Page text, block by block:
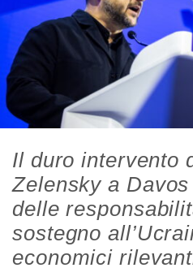
Il duro intervento
Zelensky a
delle
sostegno
economici